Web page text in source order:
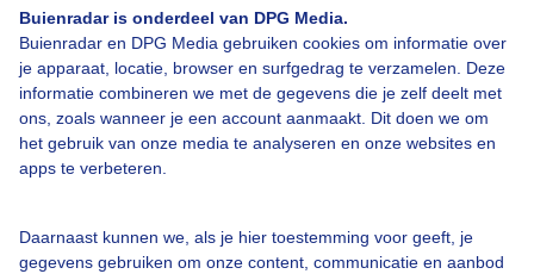
Buienradar is onderdeel van DPG Media.
Buienradar en DPG Media gebruiken cookies om informatie over
je apparaat, locatie, browser en surfgedrag te verzamelen. Deze
informatie combineren we met de gegevens die je zelf deelt met
ons, zoals wanneer je een account aanmaakt. Dit doen we om
het gebruik van onze media te analyseren en onze websites en
apps te verbeteren.
Daarnaast kunnen we, als je hier toestemming voor geeft, je
gegevens gebruiken om onze content, communicatie en aanbod
Bekijk slideshow
Een moment geduld aub...